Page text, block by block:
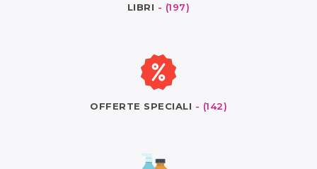
LIBRI - (197)
OFFERTE SPECIALI - (142)